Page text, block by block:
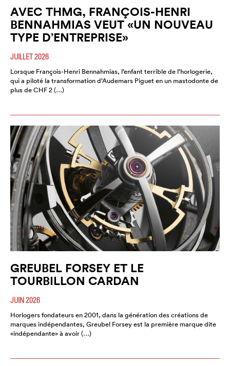
AVEC THMG, FRANÇOIS-HENRI
BENNAHMIAS VEUT «UN NOUVEAU
TYPE D’ENTREPRISE»
JUILLET 2026
Lorsque François-Henri Bennahmias, l’enfant terrible de l’horlogerie,
qui a piloté la transformation d’Audemars Piguet en un mastodonte de
plus de CHF 2 (…)
GREUBEL FORSEY ET LE
TOURBILLON CARDAN
JUIN 2026
Horlogers fondateurs en 2001, dans la génération des créations de
marques indépendantes, Greubel Forsey est la première marque dite
«indépendante» à avoir (…)